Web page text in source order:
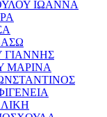
ΙΩΑΝΝΑ
ΓΙΑΝΝΗΣ
ΜΑΡΙΝΑ